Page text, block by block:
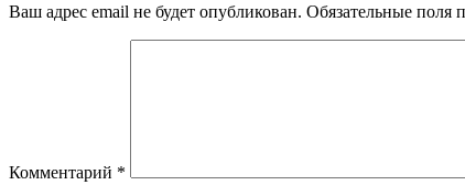
Ваш адрес email не будет опубликован. Обязательные поля
Комментарий *